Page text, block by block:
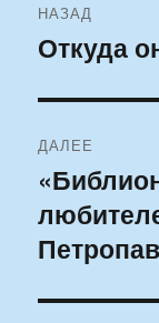
по
НАЗАД
Предыдущая
Откуда
ДАЛЕЕ
Следующая
запись: